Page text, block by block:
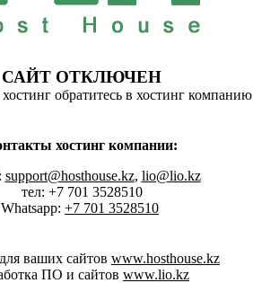
САЙТ ОТКЛЮЧЕН
обратитесь в хостинг компанию
хостинг компании:
support@hosthouse.kz, lio@lio.kz
тел: +7 701 3528510
Whatsapp: +7 701 3528510
ваших сайтов www.hosthouse.kz
ПО и сайтов www.lio.kz